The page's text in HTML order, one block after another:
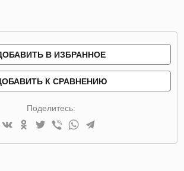
В ИЗБРАННОЕ
К СРАВНЕНИЮ
Поделитесь: